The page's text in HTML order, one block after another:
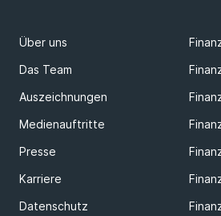
Über uns
Das Team
Auszeichnungen
Medienauftritte
Presse
Karriere
Datenschutz